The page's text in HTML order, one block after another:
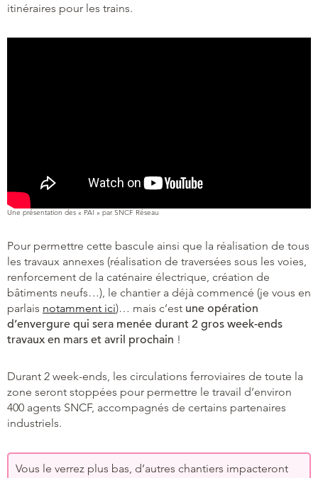
itinéraires pour les trains.
Une présentation des « PAI » par SNCF Réseau
Pour permettre cette bascule ainsi que la réalisation de tous
les travaux annexes (réalisation de traversées sous les voies,
renforcement de la caténaire électrique, création de
bâtiments neufs…), le chantier a déjà commencé (je vous en
parlais notamment ici)… mais c’est une opération
d’envergure qui sera menée durant 2 gros week-ends
travaux en mars et avril prochain !
Durant 2 week-ends, les circulations ferroviaires de toute la
zone seront stoppées pour permettre le travail d’environ
400 agents SNCF, accompagnés de certains partenaires
industriels.
Vous le verrez plus bas, d’autres chantiers impacteront